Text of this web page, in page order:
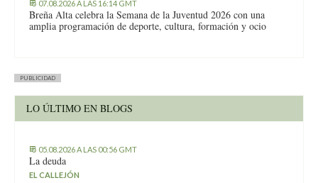
07.08.2026 A LAS 16:14 GMT
Breña Alta celebra la Semana de la Juventud 2026 con una
amplia programación de deporte, cultura, formación y ocio
PUBLICIDAD
LO ÚLTIMO EN BLOGS
05.08.2026 A LAS 00:56 GMT
La deuda
EL CALLEJÓN